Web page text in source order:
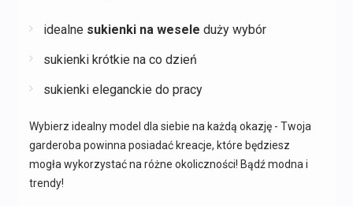
idealne sukienki na wesele duży wybór
sukienki krótkie na co dzień
sukienki eleganckie do pracy
Wybierz idealny model dla siebie na każdą okazję - Twoja
garderoba powinna posiadać kreacje, które będziesz
mogła wykorzystać na różne okoliczności! Bądź modna i
trendy!